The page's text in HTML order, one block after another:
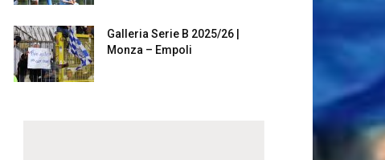
Galleria Serie B 2025/26 |
Monza – Empoli